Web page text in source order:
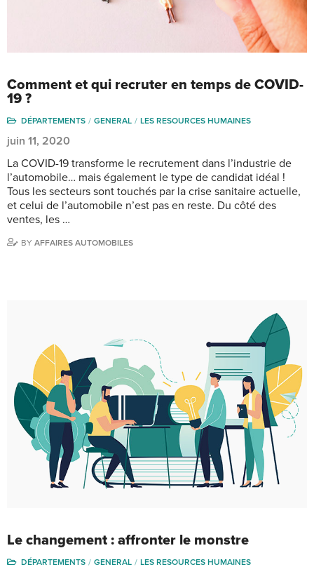
Comment et qui recruter en temps de COVID-
19 ?
DÉPARTEMENTS GENERAL LES RESOURCES HUMAINES
juin 11, 2020
La COVID-19 transforme le recrutement dans l’industrie de
l’automobile… mais également le type de candidat idéal !
Tous les secteurs sont touchés par la crise sanitaire actuelle,
et celui de l’automobile n’est pas en reste. Du côté des
ventes, les …
BY AFFAIRES AUTOMOBILES
Le changement : affronter le monstre
DÉPARTEMENTS GENERAL LES RESOURCES HUMAINES